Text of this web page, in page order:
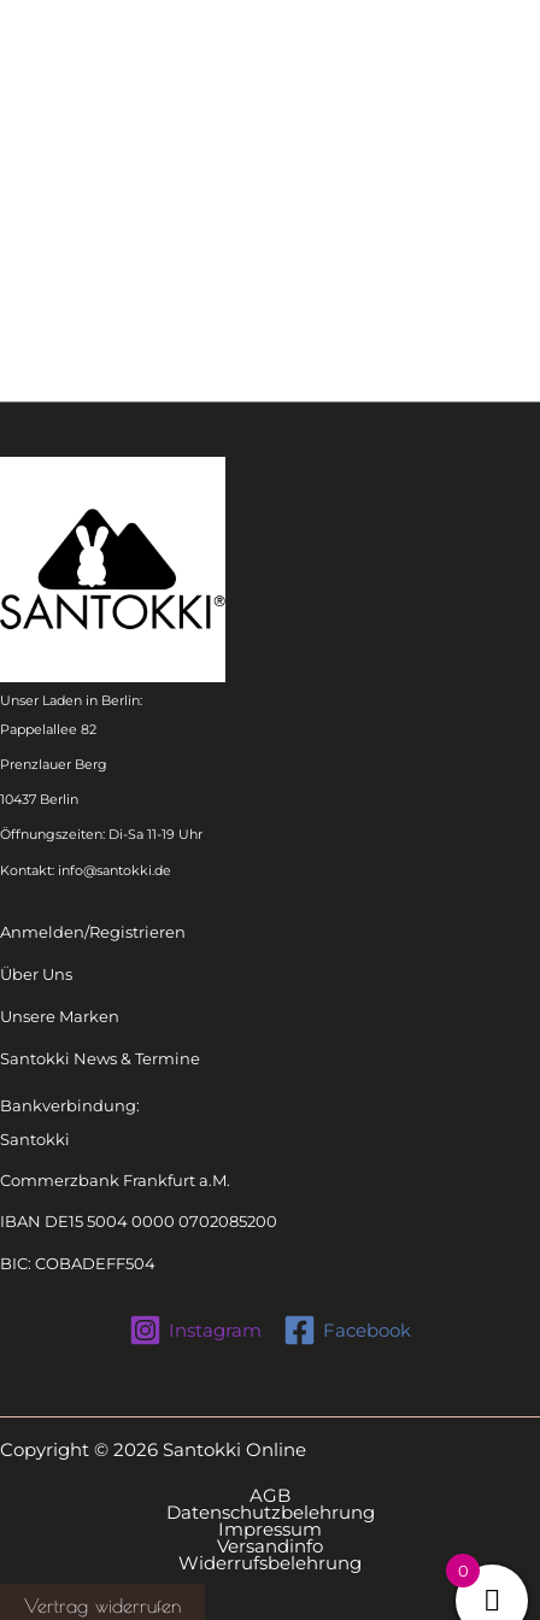
Unser Laden in Berlin:
Pappelallee 82
Prenzlauer Berg
10437 Berlin
Öffnungszeiten: Di-Sa 11-19 Uhr
Kontakt: info@santokki.de
Anmelden/Registrieren
Über Uns
Unsere Marken
Santokki News & Termine
Bankverbindung:
Santokki
Commerzbank Frankfurt a.M.
IBAN DE15 5004 0000 0702085200
BIC: COBADEFF504
Instagram Facebook
Copyright © 2026 Santokki Online
AGB
Datenschutzbelehrung
Impressum
Versandinfo
Widerrufsbelehrung
Vertrag widerrufen
0